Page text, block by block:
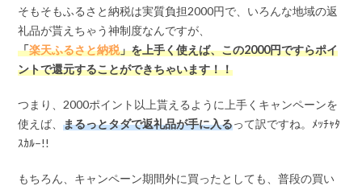
そもそもふるさと納税は実質負担2000円で、いろんな地域の返
礼品が貰えちゃう神制度なんですが、
「楽天ふるさと納税」を上手く使えば、この2000円ですらポイ
ントで還元することができちゃいます！！
つまり、2000ポイント以上貰えるように上手くキャンペーンを
使えば、まるっとタダで返礼品が手に入るって訳ですね。ﾒｯﾁｬﾀ
ｽｶﾙ–!!
もちろん、キャンペーン期間外に買ったとしても、普段の買い